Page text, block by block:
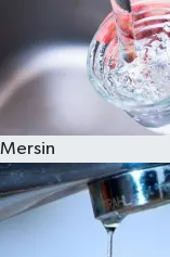
Mersin